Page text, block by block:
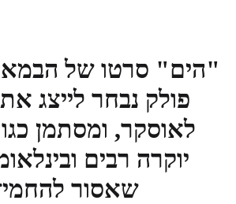
"הים" סרטו של
פולק נבחר לייצג
לאוסקר, ומסתמן
יוקרה רבים
שאסור